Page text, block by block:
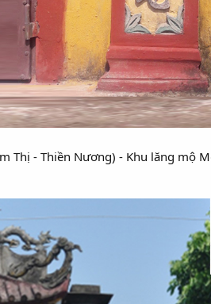
Thị - Thiền Nương) - Khu lăng mộ